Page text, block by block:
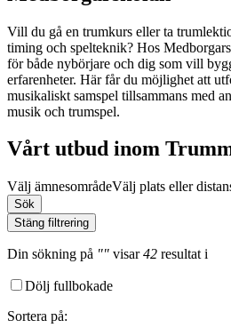
Vill du gå en trumkurs eller ta
timing och spelteknik? Hos
för både nybörjare och dig som vill
erfarenheter. Här får du möjlighet att
musikaliskt samspel tillsammans med
musik och trumspel.
Vårt utbud inom
Välj ämnesområdeVälj plats eller
Sök
Stäng filtrering
Din sökning på "" visar42 resultat i
Dölj fullbokade
Sortera på: